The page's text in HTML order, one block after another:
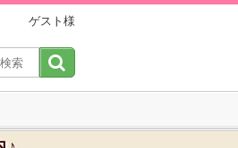
ゲスト様